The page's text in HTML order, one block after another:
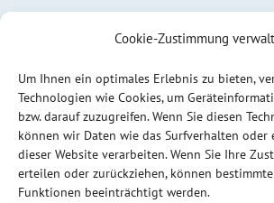
Cookie-Zustimmung
Um Ihnen ein optimales Erlebnis zu bieten,
Technologien wie Cookies, um
bzw. darauf zuzugreifen. Wenn Sie diesen
können wir Daten wie das Surfverhalten oder
dieser Website verarbeiten. Wenn Sie Ihre
erteilen oder zurückziehen, können
Funktionen beeinträchtigt werden.